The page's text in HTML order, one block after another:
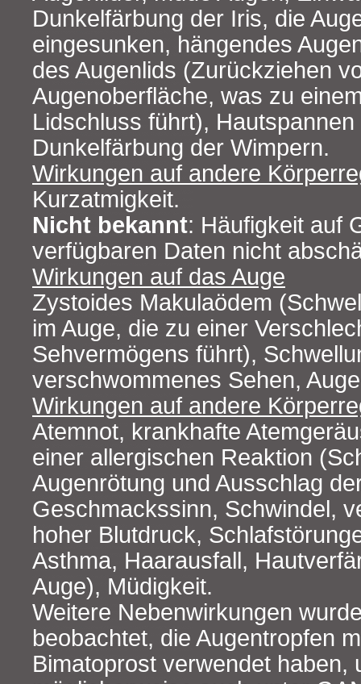
Dunkelfärbung der Iris, die
eingesunken, hängendes
des Augenlids (Zurückziehen
Augenoberfläche, was zu
Lidschluss führt), Hautspannen
Dunkelfärbung der Wimpern.
Wirkungen auf andere
Kurzatmigkeit.
Nicht bekannt: Häufigkeit auf
verfügbaren Daten nicht
Wirkungen auf das Auge
Zystoides Makulaödem
im Auge, die zu einer
Sehvermögens führt),
verschwommenes Sehen,
Wirkungen auf andere
Atemnot, krankhafte
einer allergischen Reaktion
Augenrötung und Ausschlag
Geschmackssinn, Schwindel,
hoher Blutdruck,
Asthma, Haarausfall,
Auge), Müdigkeit.
Weitere Nebenwirkungen
beobachtet, die Augentropfen
Bimatoprost verwendet haben,